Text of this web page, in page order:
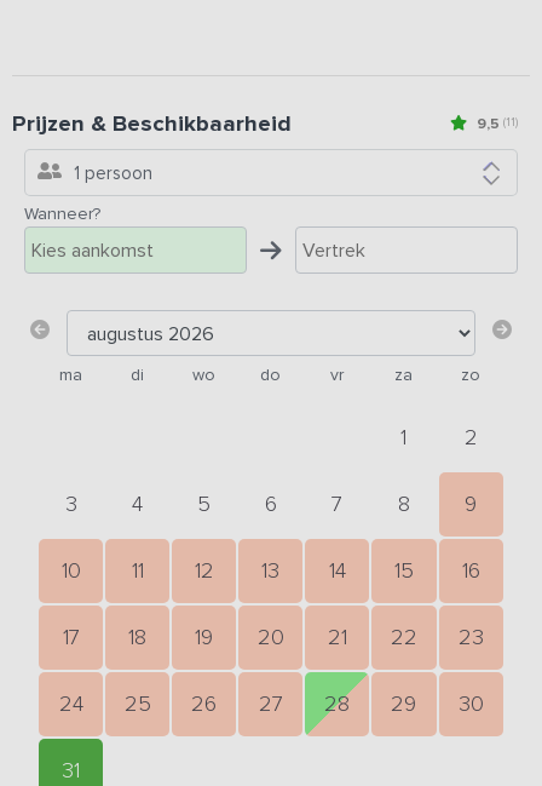
9,5 (11)
Prijzen & Beschikbaarheid
1 persoon
Wanneer?
ma di wo do vr za zo
1 2
3 4 5 6 7 8 9
10 11 12 13 14 15 16
17 18 19 20 21 22 23
24 25 26 27 28 29 30
31